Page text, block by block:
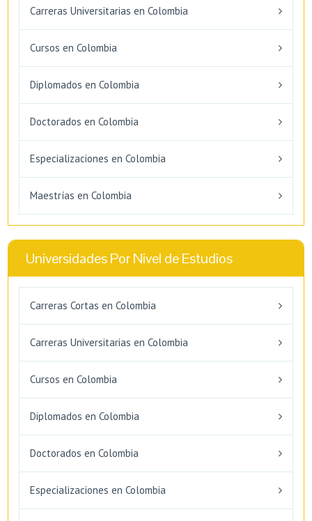
Carreras Universitarias en Colombia
Cursos en Colombia
Diplomados en Colombia
Doctorados en Colombia
Especializaciones en Colombia
Maestrías en Colombia
Universidades Por Nivel de Estudios
Carreras Cortas en Colombia
Carreras Universitarias en Colombia
Cursos en Colombia
Diplomados en Colombia
Doctorados en Colombia
Especializaciones en Colombia